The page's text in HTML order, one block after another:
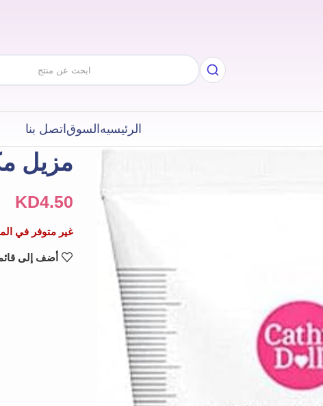
الرئيسيهالسوقاتصل بنا
مزيل
KD4.50
غير متوفر في
أضف إلى